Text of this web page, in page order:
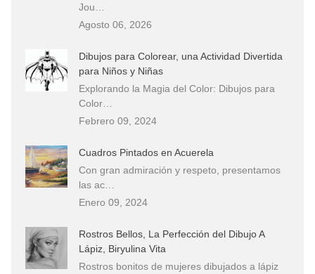
Jou…
Agosto 06, 2026
Dibujos para Colorear, una Actividad Divertida
para Niños y Niñas
Explorando la Magia del Color: Dibujos para
Color…
Febrero 09, 2024
Cuadros Pintados en Acuerela
Con gran admiración y respeto, presentamos
las ac…
Enero 09, 2024
Rostros Bellos, La Perfección del Dibujo A
Lápiz, Biryulina Vita
Rostros bonitos de mujeres dibujados a lápiz